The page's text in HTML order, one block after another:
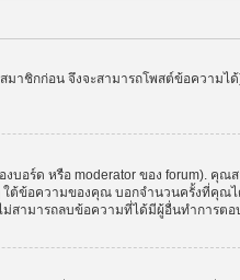
าชิกก่อน จึงจะสามารถโพสต์ข้อความ
อร์ด หรือ moderator ของ forum). คุ
อความของคุณ บอกจำนวนครั้งที่คุณไ
สามารถลบข้อความที่ได้มีผู้อื่นทำการตอ